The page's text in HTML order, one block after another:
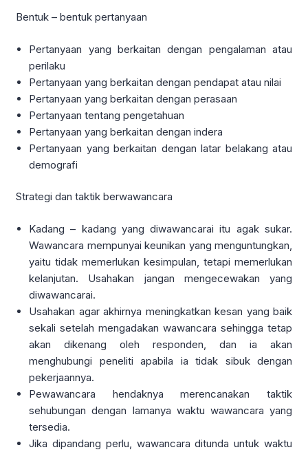
Bentuk – bentuk pertanyaan
Pertanyaan yang berkaitan dengan pengalaman atau
perilaku
Pertanyaan yang berkaitan dengan pendapat atau nilai
Pertanyaan yang berkaitan dengan perasaan
Pertanyaan tentang pengetahuan
Pertanyaan yang berkaitan dengan indera
Pertanyaan yang berkaitan dengan latar belakang atau
demografi
Strategi dan taktik berwawancara
Kadang – kadang yang diwawancarai itu agak sukar.
Wawancara mempunyai keunikan yang menguntungkan,
yaitu tidak memerlukan kesimpulan, tetapi memerlukan
kelanjutan. Usahakan jangan mengecewakan yang
diwawancarai.
Usahakan agar akhirnya meningkatkan kesan yang baik
sekali setelah mengadakan wawancara sehingga tetap
akan dikenang oleh responden, dan ia akan
menghubungi peneliti apabila ia tidak sibuk dengan
pekerjaannya.
Pewawancara hendaknya merencanakan taktik
sehubungan dengan lamanya waktu wawancara yang
tersedia.
Jika dipandang perlu, wawancara ditunda untuk waktu